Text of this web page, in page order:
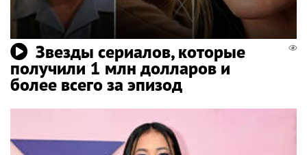
Звезды сериалов, которые
получили 1 млн долларов и
более всего за эпизод